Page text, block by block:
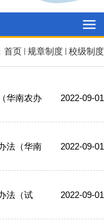
首页 规章制度 校级制度
华南农办
2022-09-01
法（华南
2022-09-01
法（试
2022-09-01